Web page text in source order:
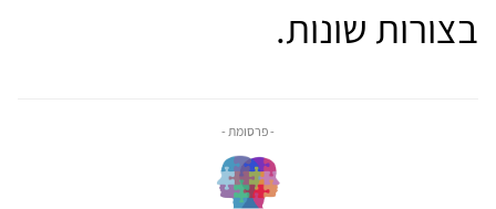
בצורות שונות.
- פרסומת -